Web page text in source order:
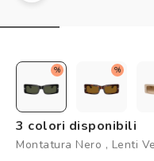
Controllo visivo
Logout
% %
3 colori disponibili
Montatura Nero , Lenti